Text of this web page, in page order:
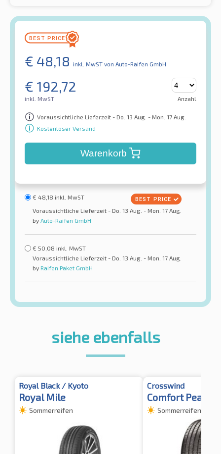
€ 48,18 inkl. MwST von Auto-Raifen GmbH
€ 192,72
inkl. MwST Anzahl
Voraussichtliche Lieferzeit - Do. 13 Aug. - Mon. 17 Aug.
Kostenloser Versand
Warenkorb
€ 48,18 inkl. MwST
Voraussichtliche Lieferzeit - Do. 13 Aug. - Mon. 17 Aug.
by Auto-Raifen GmbH
€ 50,08 inkl. MwST
Voraussichtliche Lieferzeit - Do. 13 Aug. - Mon. 17 Aug.
by Raifen Paket GmbH
siehe ebenfalls
Royal Black / Kyoto
Royal Mile
Sommerreifen
Crosswind
Comfort Peak
Sommerreifen